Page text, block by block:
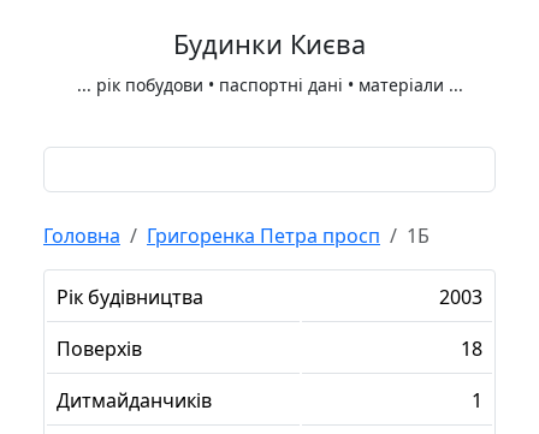
Будинки Києва
... рік побудови • паспортні дані • матеріали ...
Головна Григоренка Петра просп 1Б
Рік будівництва
2003
Поверхів
18
Дитмайданчиків
1